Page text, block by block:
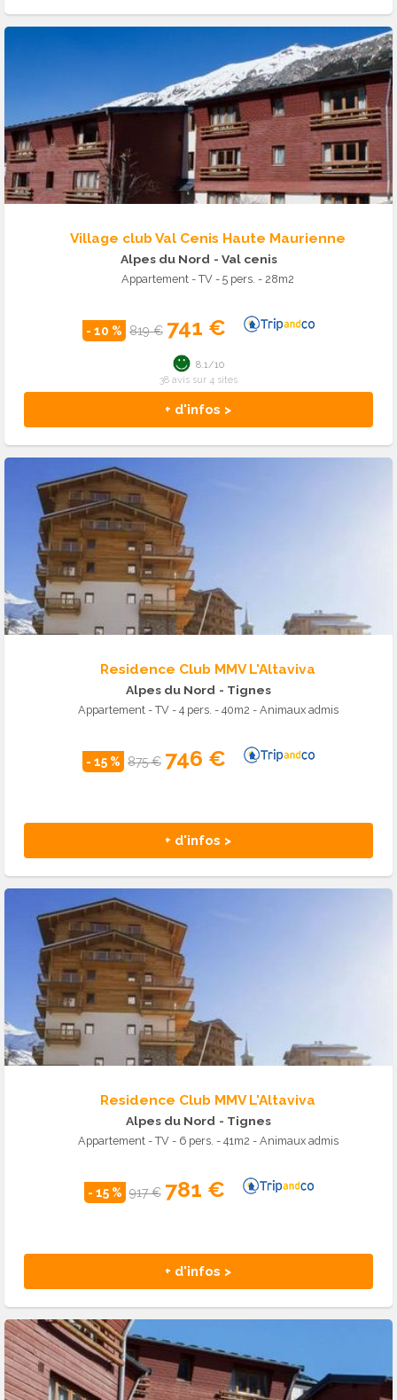
Village club Val Cenis Haute Maurienne
Alpes du Nord - Val cenis
Appartement - TV - 5 pers. - 28m2
- 10 % 819 € 741 €
+ d'infos >
8.1/10
38 avis sur 4 sites
Residence Club MMV L'Altaviva
Alpes du Nord - Tignes
Appartement - TV - 4 pers. - 40m2 - Animaux admis
- 15 % 875 € 746 €
+ d'infos >
Residence Club MMV L'Altaviva
Alpes du Nord - Tignes
Appartement - TV - 6 pers. - 41m2 - Animaux admis
- 15 % 917 € 781 €
+ d'infos >